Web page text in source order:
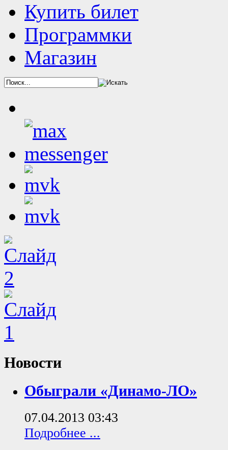
Купить билет
Программки
Магазин
Новости
Обыграли «Динамо-ЛО»
07.04.2013 03:43
Подробнее ...